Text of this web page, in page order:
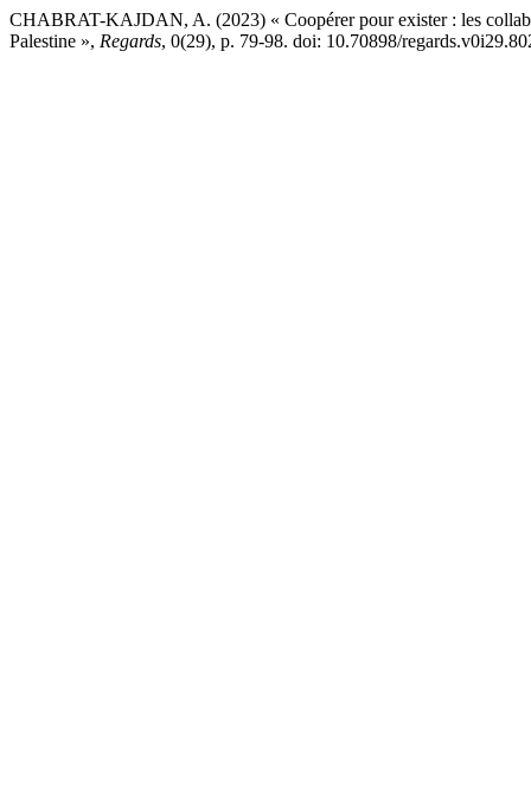
CHABRAT-KAJDAN, A. (2023) « Coopérer pour exister : les
Palestine », Regards, 0(29), p. 79-98. doi: 10.70898/